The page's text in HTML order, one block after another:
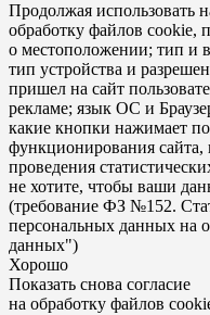
Продолжая использовать
обработку файлов cookie,
о местоположении; тип и
тип устройства и
пришел на сайт
рекламе; язык ОС и
какие кнопки нажимает
функционирования сайта,
проведения
не хотите, чтобы ваши
(требование ФЗ №152.
персональных данных на
данных")
Хорошо
Показать снова согласие
на обработку файлов